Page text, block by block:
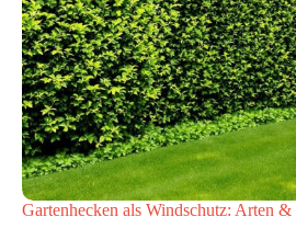
Gartenhecken als Windschutz: Arten &